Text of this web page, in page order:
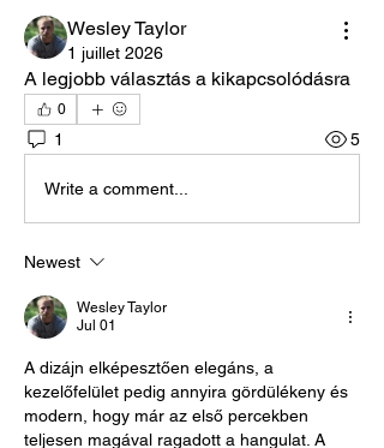
Wesley Taylor
1 juillet 2026
A legjobb választás a kikapcsolódásra
0
1 5
Write a comment...
Newest
Wesley Taylor
Jul 01
A dizájn elképesztően elegáns, a
kezelőfelület pedig annyira gördülékeny és
modern, hogy már az első percekben
teljesen magával ragadott a hangulat. A